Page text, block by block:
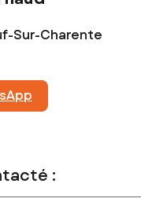
- EI - Agent
sous le
Sur-Charente
: